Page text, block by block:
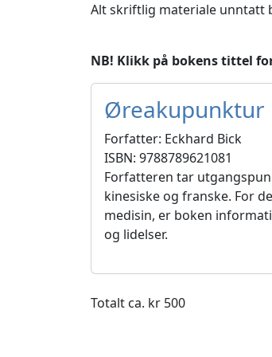
Alt skriftlig materiale unntatt
NB! Klikk på bokens tittel
Øreakupunktur
Forfatter: Eckhard Bick
ISBN: 9788789621081
Forfatteren tar
kinesiske og franske. For
medisin, er boken
og lidelser.
Totalt ca. kr 500